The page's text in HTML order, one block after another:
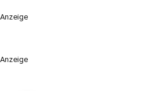
Anzeige
Anzeige